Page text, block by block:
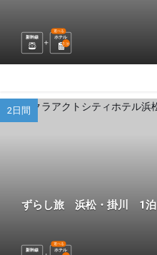
新幹線 ホテル
選べる
1 泊
2日間
ずらし旅 浜松・掛川 1泊
新幹線 ホテル
選べる